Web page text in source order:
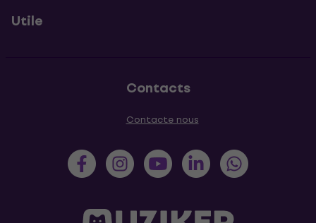
Utile
Contacts
Contacte nous